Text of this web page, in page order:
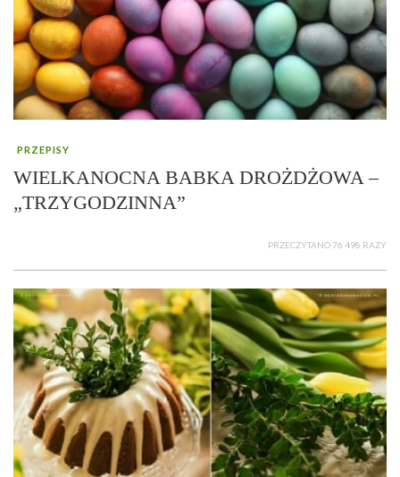
PRZEPISY
WIELKANOCNA BABKA DROŻDŻOWA –
„TRZYGODZINNA”
PRZECZYTANO 76 498 RAZY